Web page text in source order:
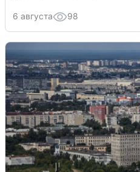
6 августа 98